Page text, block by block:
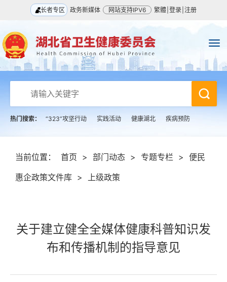
长者专区 政务新媒体 网站支持IPV6 繁體 登录 注册
热门搜索： “323”攻坚行动 实践活动 健康湖北 疾病预防
当前位置： 首页 > 部门动态 > 专题专栏 > 便民
惠企政策文件库 > 上级政策
关于建立健全全媒体健康科普知识发
布和传播机制的指导意见